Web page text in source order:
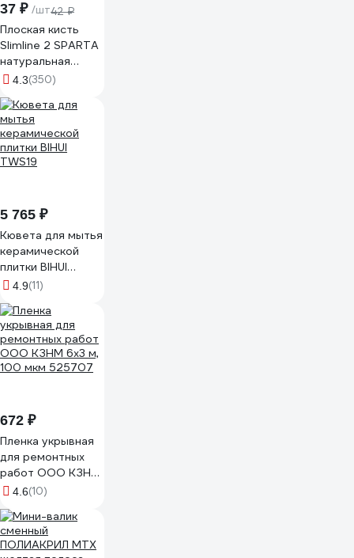
37 ₽ /шт42 ₽
Плоская кисть
Slimline 2 SPARTA
натуральная
щетина,
824305
4.3(350)
5 765 ₽
Кювета для мытья
керамической
плитки BIHUI
TWS19
4.9(11)
672 ₽
Пленка укрывная
для ремонтных
работ ООО КЗНМ
6x3 м, 100 мкм
4.6(10)